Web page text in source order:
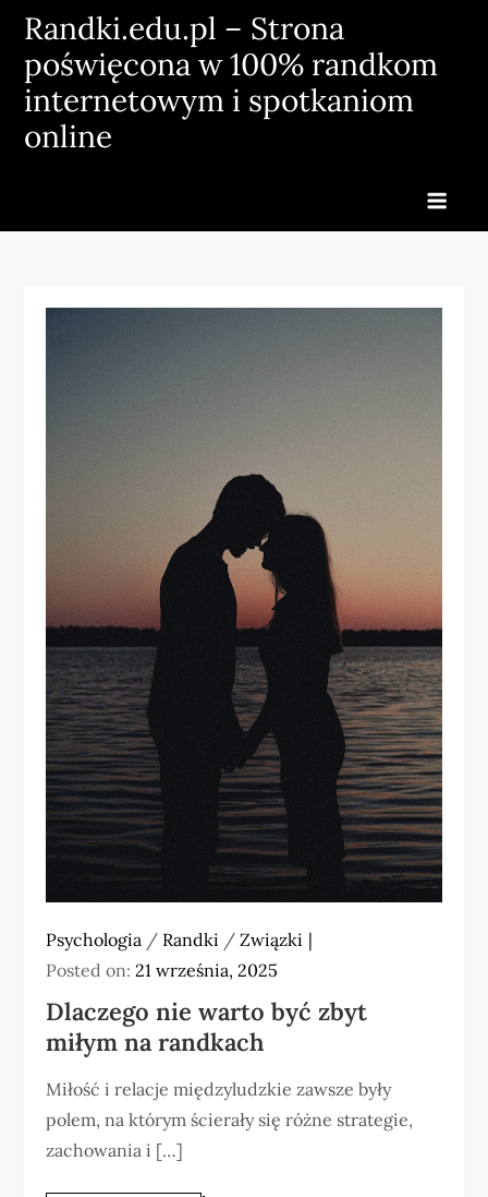
Skip
content
Randki.edu.pl – Strona
poświęcona w 100% randkom
internetowym i spotkaniom
online
Psychologia / Randki /Związki
Posted on:21 września, 2025
Dlaczego nie warto być zbyt
miłym na randkach
Miłość i relacje międzyludzkie zawsze były
polem, na którym ścierały się różne strategie,
zachowania i […]